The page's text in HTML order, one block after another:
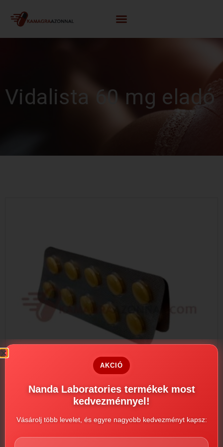
Vidalista 60 mg eladó
AKCIÓ
Nanda Laboratories termékek most
kedvezménnyel!
Vásárolj több levelet, és egyre nagyobb kedvezményt kapsz: